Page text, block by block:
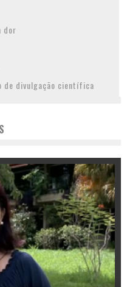
dor
de divulgação científica